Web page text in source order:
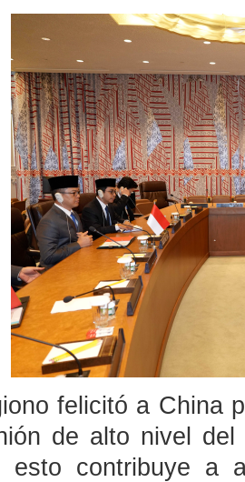
felicitó a China
de alto nivel
esto contribuye a